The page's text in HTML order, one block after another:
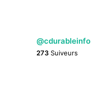
@cdurableinfo
273 Suiveurs